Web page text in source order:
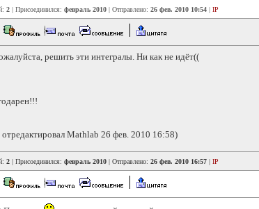
2 | Присоединился: февраль 2010 | Отправлено: 26 фев. 2010 10:54 | IP
решить эти интегралы. Ни как не идёт((
Mathlab 26 фев. 2010 16:58)
2 | Присоединился: февраль 2010 | Отправлено: 26 фев. 2010 16:57 | IP